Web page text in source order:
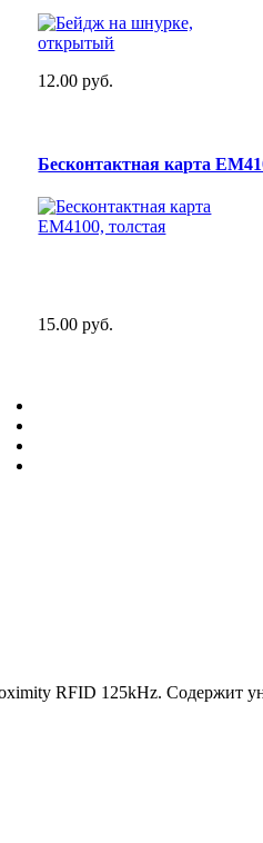
12.00 руб.
Бесконтактная карта
15.00 руб.
RFID 125kHz. Содержит